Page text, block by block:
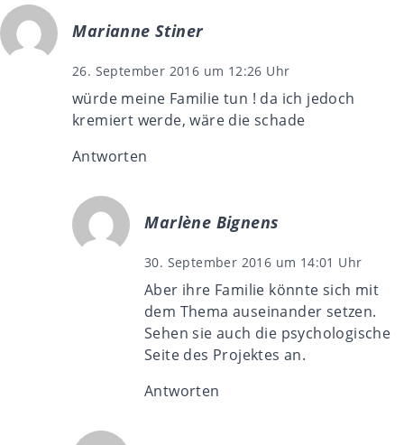
Marianne Stiner
26. September 2016 um 12:26 Uhr
würde meine Familie tun ! da ich jedoch
kremiert werde, wäre die schade
Antworten
Marlène Bignens
30. September 2016 um 14:01 Uhr
Aber ihre Familie könnte sich mit
dem Thema auseinander setzen.
Sehen sie auch die psychologische
Seite des Projektes an.
Antworten